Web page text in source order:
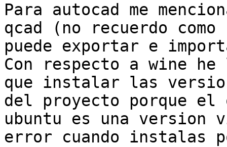
Para autocad me
qcad (no recuerdo
puede exportar e
Con respecto a wine
que instalar las
del proyecto porque el
ubuntu es una version
error cuando instalas